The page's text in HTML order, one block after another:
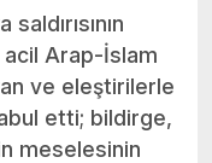
acil Arap-İslam
ve eleştirilerle
etti; bildirge,
meselesinin